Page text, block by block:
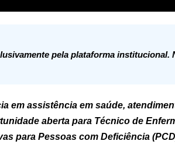
pela plataforma institucional.
em assistência em saúde,
aberta para Técnico de
para Pessoas com Deficiência